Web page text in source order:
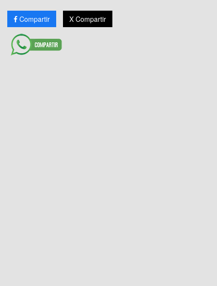
Compartir X Compartir